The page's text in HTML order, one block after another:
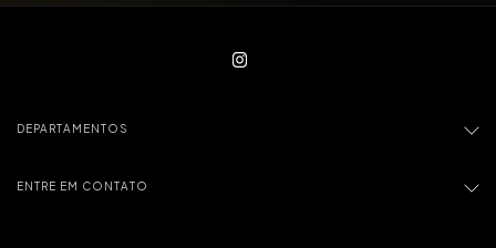
DEPARTAMENTOS
ENTRE EM CONTATO